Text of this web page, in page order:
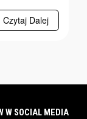
Czytaj Dalej
W SOCIAL MEDIA